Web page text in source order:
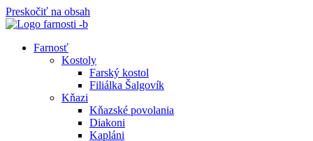
Preskočiť na obsah
Farnosť
Kostoly
Farský kostol
Filiálka Šalgovík
Kňazi
Kňazské povolania
Diakoni
Kapláni